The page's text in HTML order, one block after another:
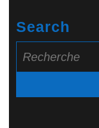
Search
for: